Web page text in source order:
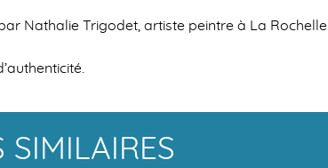
Nathalie Trigodet, artiste peintre à La Rochelle.
SIMILAIRES